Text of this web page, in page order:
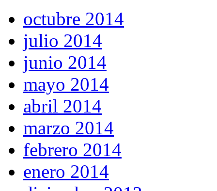
octubre 2014
julio 2014
junio 2014
mayo 2014
abril 2014
marzo 2014
febrero 2014
enero 2014